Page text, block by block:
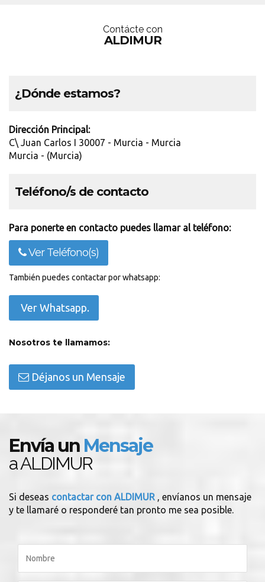
Contácte con
ALDIMUR
¿Dónde estamos?
Dirección Principal:
C\ Juan Carlos I 30007 - Murcia - Murcia
Murcia - (Murcia)
Teléfono/s de contacto
Para ponerte en contacto puedes llamar al teléfono:
Ver Teléfono(s)
También puedes contactar por whatsapp:
Ver Whatsapp.
Nosotros te llamamos:
Déjanos un Mensaje
Envía un Mensaje
a ALDIMUR
Si deseas contactar con ALDIMUR , envíanos un mensaje
y te llamaré o responderé tan pronto me sea posible.